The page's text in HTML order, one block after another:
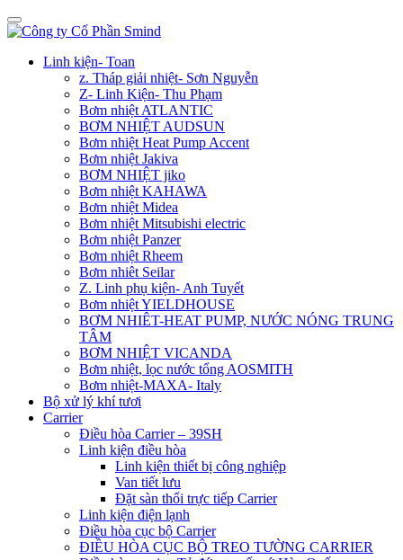
Linh kiện- Toan
z. Tháp giải nhiệt- Sơn Nguyễn
Z- Linh Kiện- Thu Phạm
Bơm nhiệt ATLANTIC
BƠM NHIỆT AUDSUN
Bơm nhiệt Heat Pump Accent
Bơm nhiệt Jakiva
BƠM NHIỆT jiko
Bơm nhiệt KAHAWA
Bơm nhiệt Midea
Bơm nhiệt Mitsubishi electric
Bơm nhiệt Panzer
Bơm nhiệt Rheem
Bơm nhiêt Seilar
Z. Linh phụ kiện- Anh Tuyết
Bơm nhiệt YIELDHOUSE
BƠM NHIÊT-HEAT PUMP, NƯỚC NÓNG TRUNG
TÂM
BƠM NHIỆT VICANDA
Bơm nhiệt, lọc nước tổng AOSMITH
Bơm nhiệt-MAXA- Italy
Bộ xử lý khí tươi
Carrier
Điều hòa Carrier – 39SH
Linh kiện điều hòa
Linh kiện thiết bị công nghiệp
Van tiết lưu
Đặt sàn thổi trực tiếp Carrier
Linh kiện điện lạnh
Điều hòa cục bộ Carrier
ĐIỀU HÒA CỤC BỘ TREO TƯỜNG CARRIER